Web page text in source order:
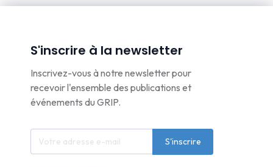
S'inscrire à la newsletter
Inscrivez-vous à notre newsletter pour
recevoir l'ensemble des publications et
événements du GRIP.
S'inscrire